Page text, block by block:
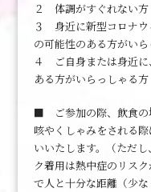
２ 体調がすぐれない方
３ 身近に新型コロナウ
の可能性のある方がい
４ ご自身または身近に
ある方がいらっしゃる方
■ ご参加の際、飲食の
咳やくしゃみをされる
いいたします。（ただ
ク着用は熱中症のリス
で人と十分な距離（少